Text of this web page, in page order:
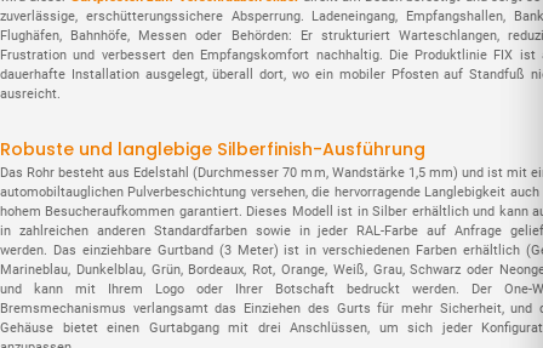
zuverlässige, erschütterungssichere Absperrung. Ladeneingang, Empfangshallen,
Flughäfen, Bahnhöfe, Messen oder Behörden: Er strukturiert Warteschlangen,
Frustration und verbessert den Empfangskomfort nachhaltig. Die Produktlinie FIX ist
dauerhafte Installation ausgelegt, überall dort, wo ein mobiler Pfosten auf Standfuß
ausreicht.
Robuste und langlebige Silberfinish-Ausführung
Das Rohr besteht aus Edelstahl (Durchmesser 70 mm, Wandstärke 1,5 mm) und ist mit
automobiltauglichen Pulverbeschichtung versehen, die hervorragende Langlebigkeit auch
hohem Besucheraufkommen garantiert. Dieses Modell ist in Silber erhältlich und kann
in zahlreichen anderen Standardfarben sowie in jeder RAL-Farbe auf Anfrage
werden. Das einziehbare Gurtband (3 Meter) ist in verschiedenen Farben erhältlich
Marineblau, Dunkelblau, Grün, Bordeaux, Rot, Orange, Weiß, Grau, Schwarz oder
und kann mit Ihrem Logo oder Ihrer Botschaft bedruckt werden. Der One-
Bremsmechanismus verlangsamt das Einziehen des Gurts für mehr Sicherheit, und
Gehäuse bietet einen Gurtabgang mit drei Anschlüssen, um sich jeder